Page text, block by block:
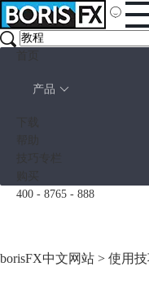
产品
400 - 8765 - 888
borisFX中文网站 > 使用